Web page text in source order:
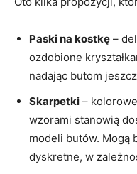
Paski na kostkę –
ozdobione
nadając butom
Skarpetki –
wzorami stanowią
modeli butów. Mogą
dyskretne, w